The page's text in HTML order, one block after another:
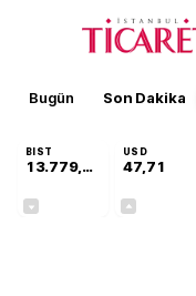
Bugün Son Dakika
BIST
13.779,39
USD
47,71